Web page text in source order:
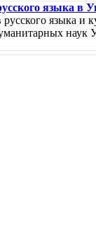
языка в
языка и